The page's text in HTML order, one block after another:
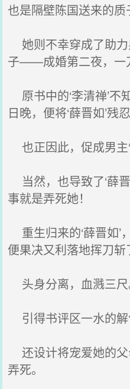
也是隔壁陈国送来的质
她则不幸穿成了助
子——成婚第二夜，一
原书中的‘李清禅’不
日晚，便将‘薛晋如’残
也正因此，促成男主‘
当然，也导致了‘薛
事就是弄死她！
重生归来的‘薛晋如’
便果决又利落地挥刀斩
头身分离，血溅三尺
引得书评区一水的解
还设计将宠爱她的
弄死。